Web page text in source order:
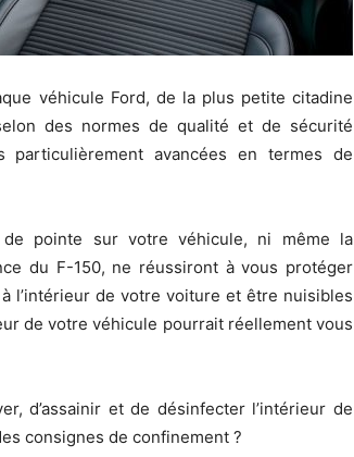
véhicule Ford, de la plus petite citadine
des normes de qualité et de sécurité
particulièrement avancées en termes de
pointe sur votre véhicule, ni même la
du F-150, ne réussiront à vous protéger
l’intérieur de votre voiture et être nuisibles
de votre véhicule pourrait réellement vous
d’assainir et de désinfecter l’intérieur de
consignes de confinement ?